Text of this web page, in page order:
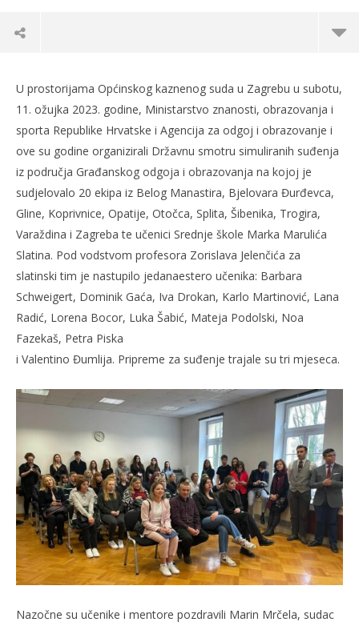
TRENUTNO OTVORENO
Slatinčani deveti put na Državnoj smotri
simuliranih suđenja
20.03.2023.
slatina.net
U prostorijama Općinskog kaznenog suda u Zagrebu u subotu,
11. ožujka 2023. godine, Ministarstvo znanosti, obrazovanja i
sporta Republike Hrvatske i Agencija za odgoj i obrazovanje i
ove su godine organizirali Državnu smotru simuliranih suđenja
iz područja Građanskog odgoja i obrazovanja na kojoj je
sudjelovalo 20 ekipa iz Belog Manastira, Bjelovara Đurđevca,
Gline, Koprivnice, Opatije, Otočca, Splita, Šibenika, Trogira,
Varaždina i Zagreba te učenici Srednje škole Marka Marulića
Slatina. Pod vodstvom profesora Zorislava Jelenčića za
slatinski tim je nastupilo jedanaestero učenika: Barbara
Schweigert, Dominik Gaća, Iva Drokan, Karlo Martinović, Lana
Radić, Lorena Bocor, Luka Šabić, Mateja Podolski, Noa
Fazekaš, Petra Piska
i Valentino Đumlija. Pripreme za suđenje trajale su tri mjeseca.
Nazočne su učenike i mentore pozdravili Marin Mrčela, sudac